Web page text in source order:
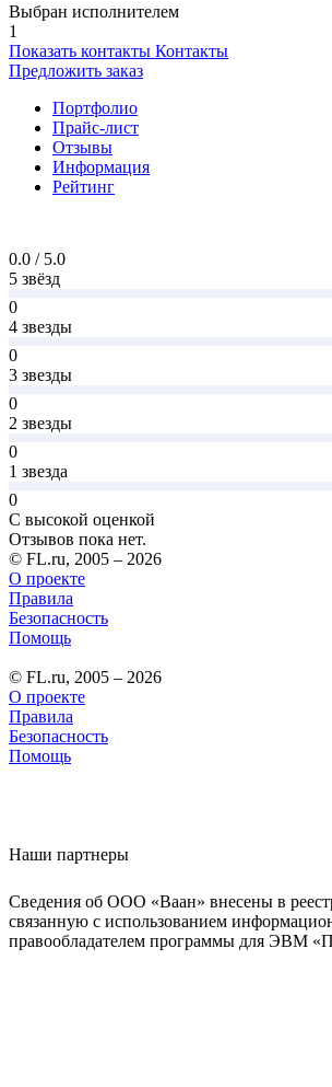
Выбран исполнителем
1
Показать контакты Контакты
Предложить заказ
Портфолио
Прайс-лист
Отзывы
Информация
Рейтинг
0.0 / 5.0
5 звёзд
0
4 звезды
0
3 звезды
0
2 звезды
0
1 звезда
0
С высокой оценкой
Отзывов пока нет.
© FL.ru, 2005 – 2026
О проекте
Правила
Безопасность
Помощь
© FL.ru, 2005 – 2026
О проекте
Правила
Безопасность
Помощь
Наши партнеры
Сведения об ООО «Ваан» внесены в
связанную с использованием
правообладателем программы для ЭВМ